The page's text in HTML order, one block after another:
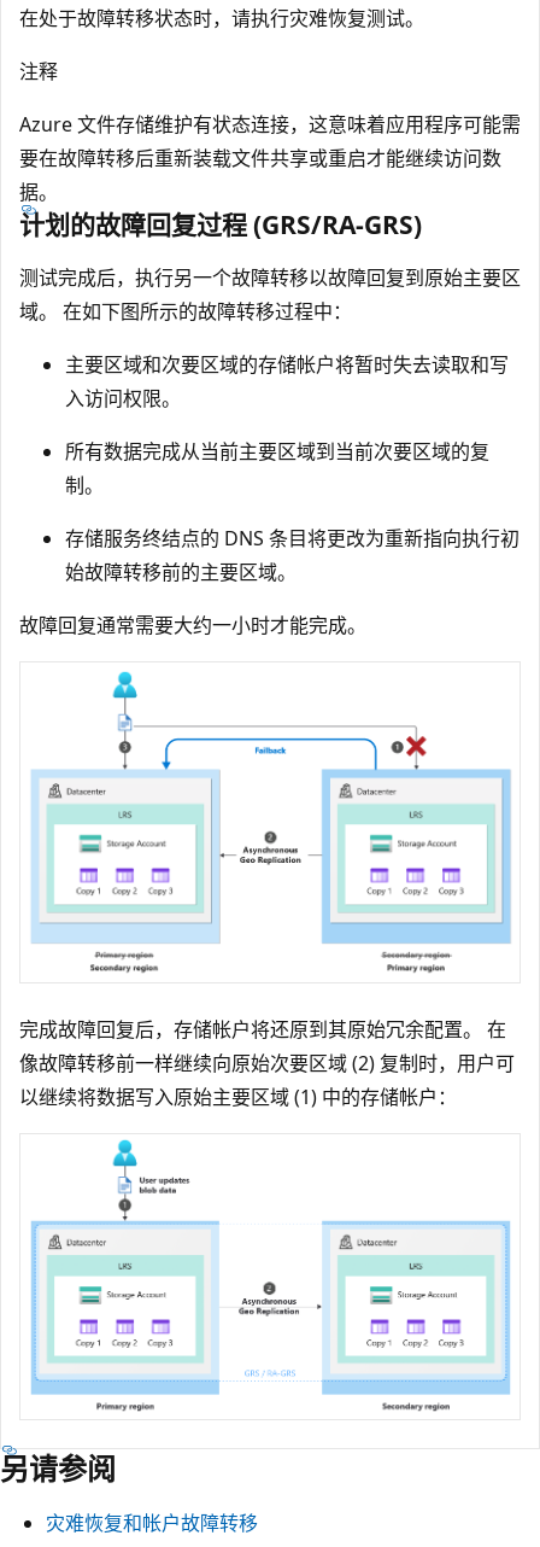
在处于故障转移状态时，请执行灾难恢复测试。
注释
Azure 文件存储维护有状态连接，这意味着应用程序可能需
要在故障转移后重新装载文件共享或重启才能继续访问数
据。
计划的故障回复过程 (GRS/RA-GRS)
测试完成后，执行另一个故障转移以故障回复到原始主要区
域。 在如下图所示的故障转移过程中：
主要区域和次要区域的存储帐户将暂时失去读取和写
入访问权限。
所有数据完成从当前主要区域到当前次要区域的复
制。
存储服务终结点的 DNS 条目将更改为重新指向执行初
始故障转移前的主要区域。
故障回复通常需要大约一小时才能完成。
完成故障回复后，存储帐户将还原到其原始冗余配置。 在
像故障转移前一样继续向原始次要区域 (2) 复制时，用户可
以继续将数据写入原始主要区域 (1) 中的存储帐户：
另请参阅
灾难恢复和帐户故障转移